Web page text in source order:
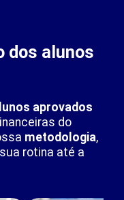
dos alunos
aprovados
do
metodologia,
rotina até a